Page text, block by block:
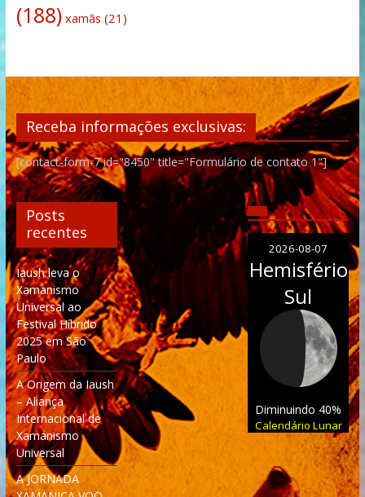
(188) xamãs (21)
Receba informações exclusivas:
[contact-form-7 id="8450" title="Formulário de contato 1"]
Posts
recentes
Iaush leva o
Xamanismo
Universal ao
Festival Híbrido
2025 em São
Paulo
A Origem da Iaush
– Aliança
Internacional de
Xamanismo
Universal
A JORNADA
2026-08-07
Hemisfério
Sul
Diminuindo 40%
Calendário Lunar